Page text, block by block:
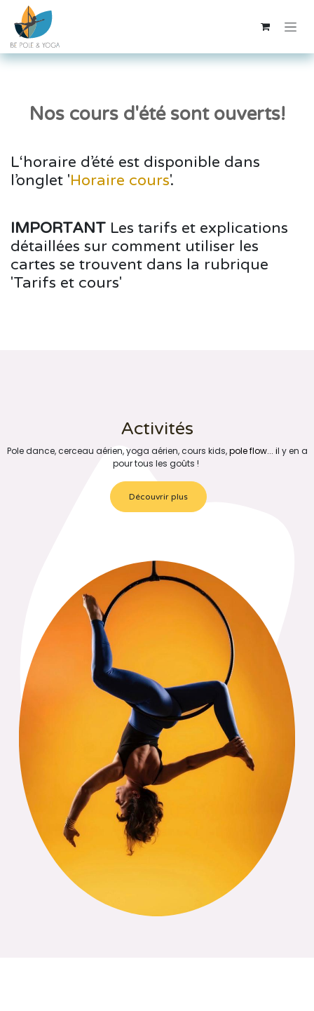
Se rendre au contenu
Nos cours d'été sont ouverts!
L‘horaire d’été est disponible dans
l’onglet 'Horaire cours'.
IMPORTANT Les tarifs et explications
détaillées sur comment utiliser les
cartes se trouvent dans la rubrique
'Tarifs et cours'
Activités
Pole dance, cerceau aérien, yoga aérien, cours kids,pole flow... ​il y en a
pour tous les goûts !
Découvrir plus